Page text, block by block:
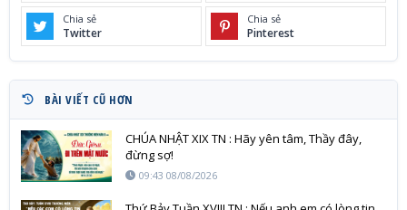
Chia sẻ
Twitter
Chia sẻ
Pinterest
BÀI VIẾT CŨ HƠN
CHÚA NHẬT XIX TN : Hãy yên tâm, Thầy đây,
đừng sợ!
09:43 08/08/2026